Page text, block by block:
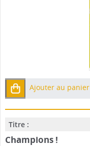
Ajouter au panier
Titre :
Champions !